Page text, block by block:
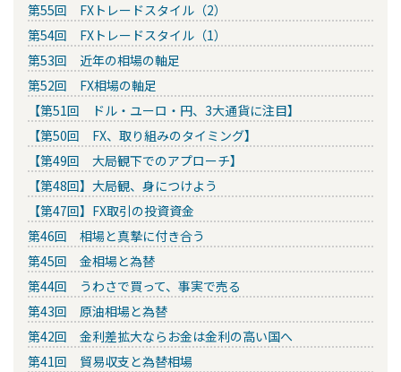
第55回 FXトレードスタイル（2）
第54回 FXトレードスタイル（1）
第53回 近年の相場の軸足
第52回 FX相場の軸足
【第51回 ドル・ユーロ・円、3大通貨に注目】
【第50回 FX、取り組みのタイミング】
【第49回 大局観下でのアプローチ】
【第48回】大局観、身につけよう
【第47回】FX取引の投資資金
第46回 相場と真摯に付き合う
第45回 金相場と為替
第44回 うわさで買って、事実で売る
第43回 原油相場と為替
第42回 金利差拡大ならお金は金利の高い国へ
第41回 貿易収支と為替相場